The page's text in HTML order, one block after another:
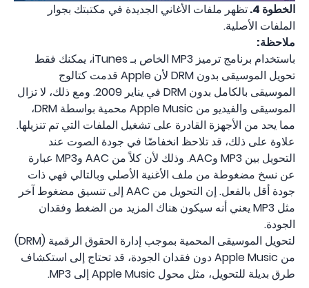
الخطوة 4.
تظهر ملفات الأغاني الجديدة في مكتبتك بجوار
الملفات الأصلية.
ملاحظة:
باستخدام برنامج ترميز MP3 الخاص بـ iTunes، يمكنك فقط
تحويل الموسيقى بدون DRM لأن Apple قدمت كتالوج
الموسيقى بالكامل بدون DRM في يناير 2009. ومع ذلك، لا تزال
الموسيقى والفيديو من Apple Music محمية بواسطة DRM،
مما يحد من الأجهزة القادرة على تشغيل الملفات التي تم تنزيلها.
علاوة على ذلك، قد تلاحظ انخفاضًا في جودة الصوت عند
التحويل بين MP3 وAAC. وذلك لأن كلاً من AAC وMP3 عبارة
عن نسخ مضغوطة من ملف الأغنية الأصلي وبالتالي فهي ذات
جودة أقل بالفعل. إن التحويل من AAC إلى تنسيق مضغوط آخر
مثل MP3 يعني أنه سيكون هناك المزيد من الضغط وفقدان
الجودة.
لتحويل الموسيقى المحمية بموجب إدارة الحقوق الرقمية (DRM)
من Apple Music دون فقدان الجودة، قد تحتاج إلى استكشاف
طرق بديلة للتحويل، مثل محول Apple Music إلى MP3.